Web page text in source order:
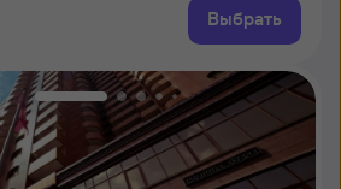
Выбрать